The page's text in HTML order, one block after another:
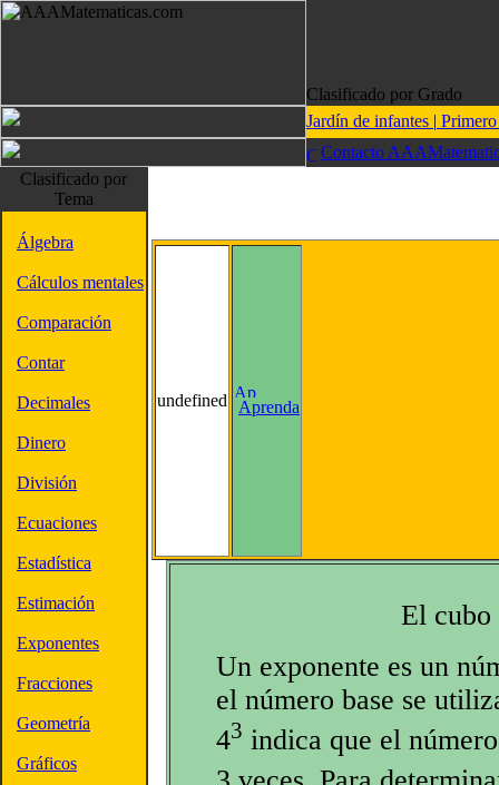
Clasificado por Grado
Jardín de infantes |
Contacto
Clasificado por
Tema
Álgebra
Cálculos mentales
Comparación
Contar
Decimales
Dinero
División
Ecuaciones
Estadística
Estimación
Exponentes
Fracciones
Geometría
Gráficos
undefined Aprenda
El cubo
Un exponente es un
el número base se
43 indica que el